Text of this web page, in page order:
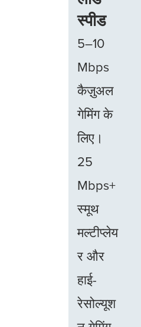
स्पीड
5–10
Mbps
कैज़ुअल
गेमिंग के
लिए।
25
Mbps+
स्मूथ
मल्टीप्लेय
र और
हाई-
रेसोल्यूश